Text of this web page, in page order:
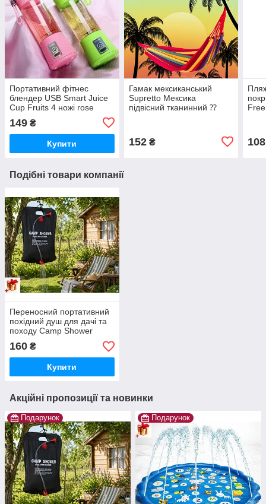
Портативний фітнес
блендер USB Smart Juice
Cup Fruits 4 ножі rose
149 ₴
Купити
Гамак мексиканський
Supretto Мексика
підвісний тканинний ⁇
152₴ 108
Подібні товари компанії
Переносний портативний
похідний душ для дачі та
походу Camp Shower
Камп Шовер 20 л/5
галонів
160 ₴
Купити
Акційні пропозиції та новинки
Подарунок Подарунок